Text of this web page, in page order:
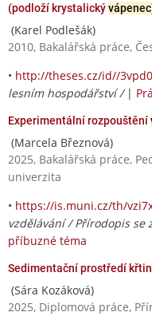
(podloží krystalickývápenec
(Karel Podlešák)
2010, Bakalářská práce,
• http://theses.cz/id//
lesním hospodářství / |
Experimentální rozpouštění
(Marcela Březnová)
2025, Bakalářská práce,
univerzita
• https://is.muni.cz/th/
vzdělávání / Přírodopis se
příbuzné téma
Sedimentační prostředí
(Sára Kozáková)
2025, Diplomová práce,